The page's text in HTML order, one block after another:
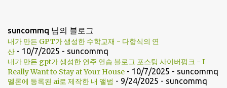
suncommq 님의 블로그
내가 만든 GPT가 생성한 수학교재 - 다항식의 연
산 - 10/7/2025 - suncommq
내가 만든 gpt가 생성한 연주 연습 블로그 포스팅 사이버펑크 - I
Really Want to Stay at Your House - 10/7/2025 - suncommq
멜론에 등록된 ai로 제작한 내 앨범 - 9/24/2025 - suncommq